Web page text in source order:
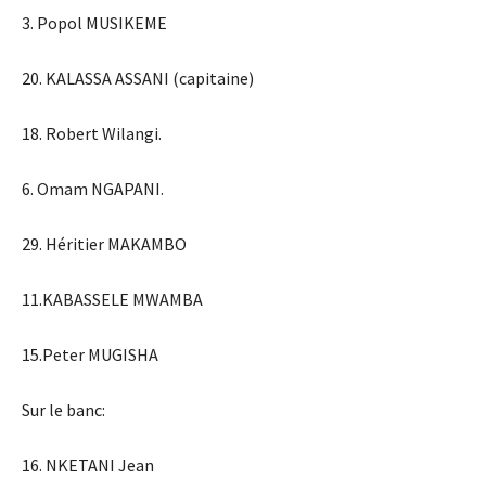
3. Popol MUSIKEME
20. KALASSA ASSANI (capitaine)
18. Robert Wilangi.
6. Omam NGAPANI.
29. Héritier MAKAMBO
11.KABASSELE MWAMBA
15.Peter MUGISHA
Sur le banc:
16. NKETANI Jean